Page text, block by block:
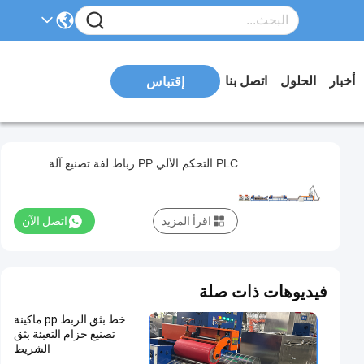
أخبار الحلول اتصل بنا إقتباس
PLC التحكم الآلي PP رباط لفة تصنيع آلة
اتصل الآن اقرأ المزيد
فيديوهات ذات صلة
خط بثق الربط pp ماكينة
تصنيع حزام التعبئة بثق
الشريط